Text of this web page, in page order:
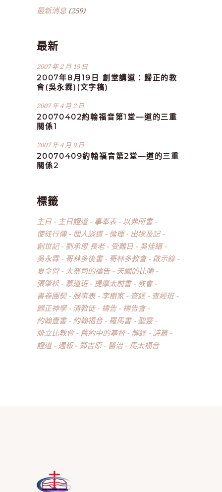
最新消息 (259)
最新
2007 年 2 月 19 日
2007年8月19日 創堂講道：歸正的教
會(吳永霖)(文字稿)
2007 年 4 月 2 日
20070402約翰福音第1堂—道的三重
關係1
2007 年 4 月 9 日
20070409約翰福音第2堂—道的三重
關係2
標籤
主日 主日證道 事奉表
以弗所書
使徒行傳
個人談道 倫理
出埃及記
創世記
劉承恩 長老 受難日
吳佳縉
吳永霖
哥林多後書 哥林多教會
啟示錄
夏令營
大祭司的禱告
天國的比喻
張肇松
慕道班 提摩太前書
教會
書卷團契
服事表 李樹家 查經
查經班
歸正神學
清教徒 禱告
禱告會
約翰壹書
約翰福音 羅馬書
聖靈
腓立比教會
舊約中的基督 解經
詩篇
證道
週報 鄭吉原 醫治 馬太福音